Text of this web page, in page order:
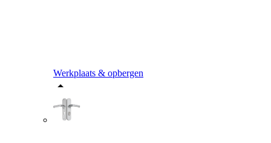
Werkplaats & opbergen